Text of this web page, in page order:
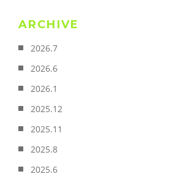
ARCHIVE
2026.7
2026.6
2026.1
2025.12
2025.11
2025.8
2025.6